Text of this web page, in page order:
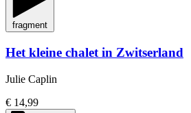
fragment
Het kleine chalet in Zwitserland
Julie Caplin
€ 14,99